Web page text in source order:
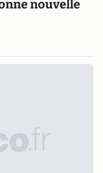
nouvelle